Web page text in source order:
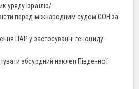
уряду Ізраїлю/:
перед міжнародним судом ООН за
ПАР у застосуванні геноциду
абсурдний наклеп Південної